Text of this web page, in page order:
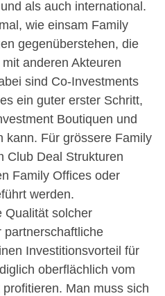
als auch international.
wie einsam Family
gegenüberstehen, die
anderen Akteuren
sind Co-Investments
ein guter erster Schritt,
Boutiquen und
kann. Für grössere Family
Club Deal Strukturen
Family Offices oder
werden.
Qualität solcher
partnerschaftliche
Investitionsvorteil für
oberflächlich vom
Man muss sich